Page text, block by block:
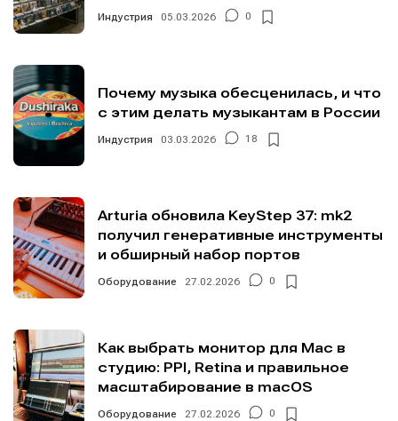
Индустрия 05.03.2026 0
Почему музыка обесценилась, и что
с этим делать музыкантам в России
Индустрия 03.03.2026 18
Arturia обновила KeyStep 37: mk2
получил генеративные инструменты
и обширный набор портов
Оборудование 27.02.2026 0
Как выбрать монитор для Mac в
студию: PPI, Retina и правильное
масштабирование в macOS
Оборудование 27.02.2026 0